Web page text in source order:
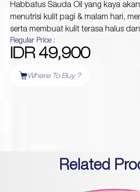
Habbatus Sauda Oil yang kaya
menutrisi kulit pagi & malam hari,
serta membuat kulit terasa halus
Regular Price :
IDR 49,900
Where To Buy ?
Related